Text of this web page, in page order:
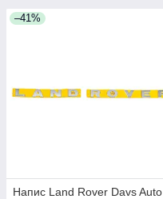
–41%
Напис Land Rover Davs Auto